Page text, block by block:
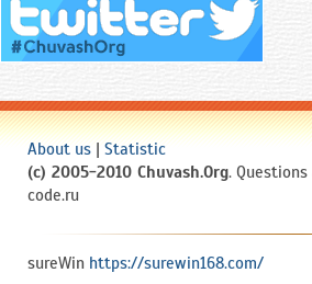
About us | Statistic
(c) 2005-2010 Chuvash.Org.
code.ru
sureWin https://surewin168.com/